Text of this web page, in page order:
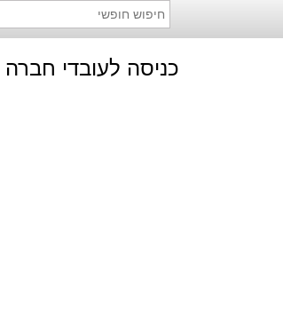
כניסה לעובדי חברה